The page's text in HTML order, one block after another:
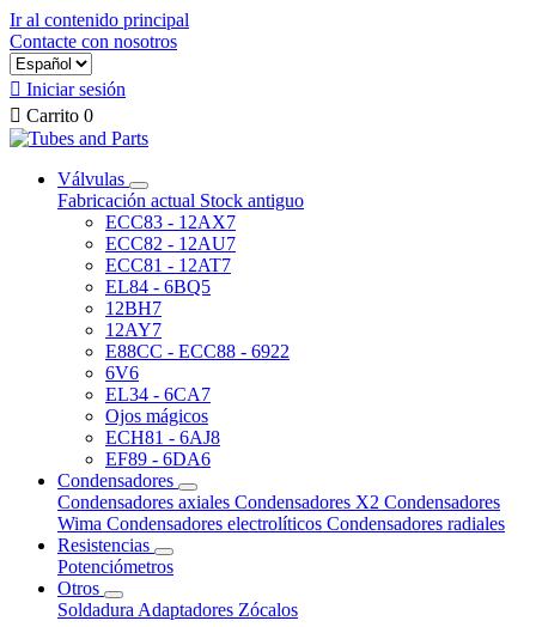
Ir al contenido principal
Contacte con nosotros
 Iniciar sesión
 Carrito 0
Válvulas
Fabricación actual Stock antiguo
ECC83 - 12AX7
ECC82 - 12AU7
ECC81 - 12AT7
EL84 - 6BQ5
12BH7
12AY7
E88CC - ECC88 - 6922
6V6
EL34 - 6CA7
Ojos mágicos
ECH81 - 6AJ8
EF89 - 6DA6
Condensadores
Condensadores axiales Condensadores X2 Condensadores
Wima Condensadores electrolíticos Condensadores radiales
Resistencias
Potenciómetros
Otros
Soldadura Adaptadores Zócalos